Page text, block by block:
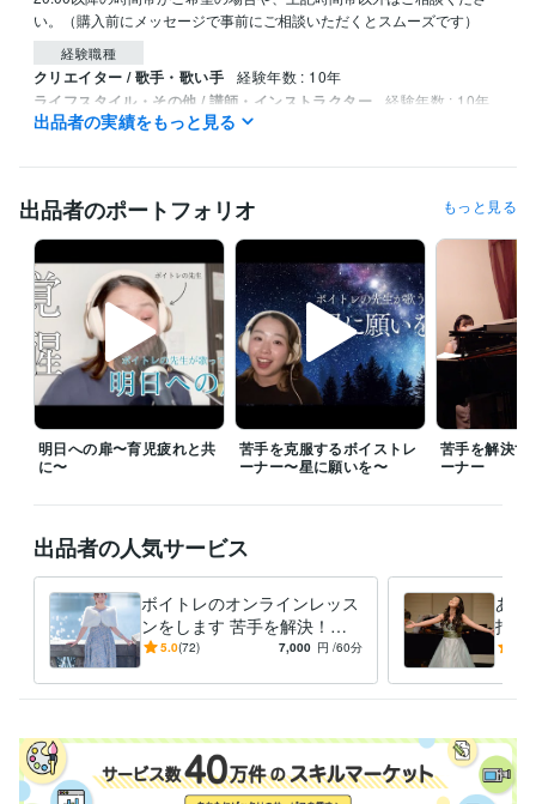
い。（購入前にメッセージで事前にご相談いただくとスムーズです）
経験職種
クリエイター / 歌手・歌い手 経験年数 : 10年
ライフスタイル・その他 / 講師・インストラクター 経験年数 : 10年
ライフスタイル・その他 / アイドル・タレント・アーティスト
ジョルジョ・ロールミ国際声楽コンクール　入選
資格・検定
中学校教諭免許 取得年 : 2018年
高等学校教諭免許 取得年 : 2018年
得意分野
音楽制作・ナレーション ボイトレ
音楽
学歴
東京学芸大学 2012年3月 ~ 2018年2月
出品者の実績をもっと見る
出品者のポートフォリオ もっと見る
明日への扉〜育児疲れと共
に〜
苦手を克服するボイストレ
ーナー〜星に願いを〜
苦手を解決す
ーナー
出品者の人気サービス
ボイトレのオンラインレッス
ンをします 苦手を解決！歌
に自信をつけたい方へ
5.0(72) 7,000 円 /60分
あな
指導
で歌